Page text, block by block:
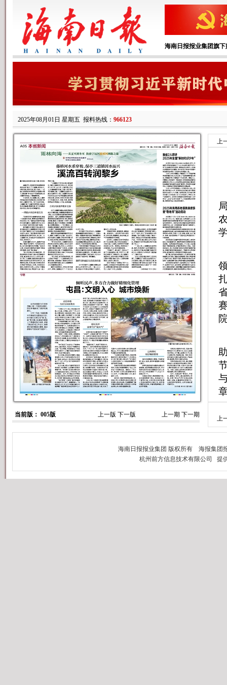
海南日报报业集团旗下
2025年08月01日 星期五 报料热线： 966123
当前版： 005版 上一版 下一版 上一期 下一期
上
上